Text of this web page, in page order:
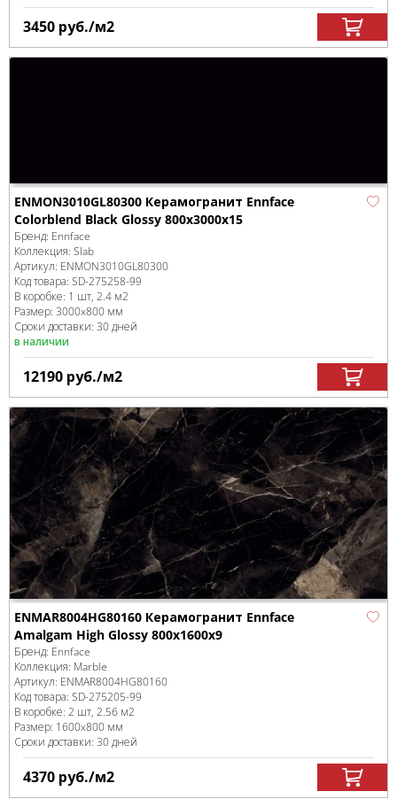
3450 руб./м2
ENMON3010GL80300 Керамогранит Ennface
Colorblend Black Glossy 800х3000х15
Бренд: Ennface
Коллекция: Slab
Артикул: ENMON3010GL80300
Код товара: SD-275258-99
В коробке: 1 шт, 2.4 м2
Размер: 3000x800 мм
Сроки доставки: 30 дней
в наличии
12190 руб./м2
ENMAR8004HG80160 Керамогранит Ennface
Amalgam High Glossy 800x1600x9
Бренд: Ennface
Коллекция: Marble
Артикул: ENMAR8004HG80160
Код товара: SD-275205-99
В коробке: 2 шт, 2.56 м2
Размер: 1600x800 мм
Сроки доставки: 30 дней
4370 руб./м2